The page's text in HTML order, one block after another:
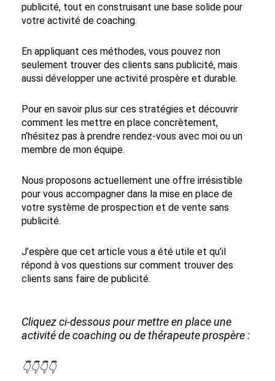
publicité, tout en construisant une base solide pour
votre activité de coaching.
En appliquant ces méthodes, vous pouvez non
seulement trouver des clients sans publicité, mais
aussi développer une activité prospère et durable.
Pour en savoir plus sur ces stratégies et découvrir
comment les mettre en place concrètement,
n’hésitez pas à prendre rendez-vous avec moi ou un
membre de mon équipe.
Nous proposons actuellement une offre irrésistible
pour vous accompagner dans la mise en place de
votre système de prospection et de vente sans
publicité.
J’espère que cet article vous a été utile et qu’il
répond à vos questions sur comment trouver des
clients sans faire de publicité.
Cliquez ci-dessous pour mettre en place une
activité de coaching ou de thérapeute prospère :
👇👇👇👇